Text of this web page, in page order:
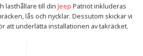
lasthållare till din Jeep Patriot inkluderas
lås och nycklar. Dessutom skickar vi
att underlätta installationen av takräcket.